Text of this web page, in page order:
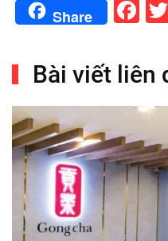
Share
Bài viết liên